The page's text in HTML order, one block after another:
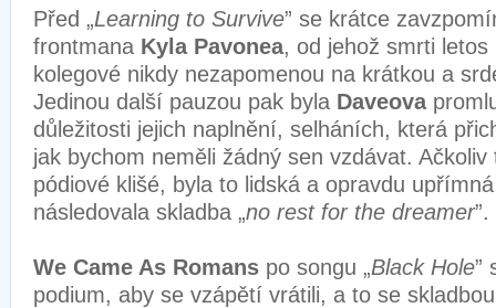
Před „Learning to Survive” se krátce
frontmana Kyla Pavonea, od jehož smrti
kolegové nikdy nezapomenou na krátkou a
Jedinou další pauzou pak byla Daveova
důležitosti jejich naplnění, selháních, která
jak bychom neměli žádný sen vzdávat.
pódiové klišé, byla to lidská a opravdu
následovala skladba „no rest for the dreamer”.
We Came As Romans po songu „Black Hole”
podium, aby se vzápětí vrátili, a to se skladbou